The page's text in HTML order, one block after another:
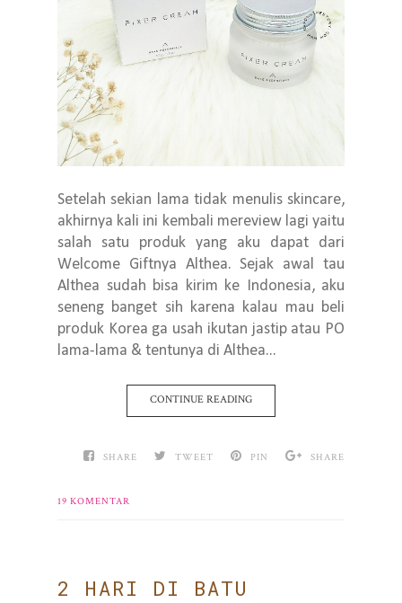
Setelah sekian lama tidak menulis skincare,
akhirnya kali ini kembali mereview lagi yaitu
salah satu produk yang aku dapat dari
Welcome Giftnya Althea. Sejak awal tau
Althea sudah bisa kirim ke Indonesia, aku
seneng banget sih karena kalau mau beli
produk Korea ga usah ikutan jastip atau PO
lama-lama & tentunya di Althea...
CONTINUE READING
SHARE TWEET PIN SHARE
19 KOMENTAR
2 HARI DI BATU